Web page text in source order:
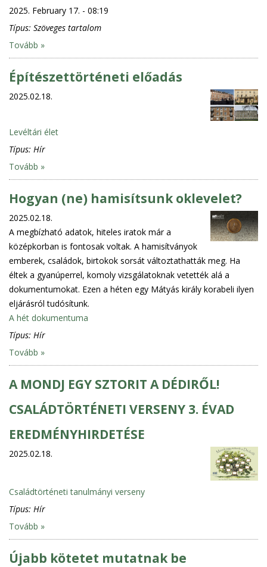
2025. February 17. - 08:19
Típus: Szöveges tartalom
Tovább »
Építészettörténeti előadás
2025.02.18.
Levéltári élet
Típus: Hír
Tovább »
Hogyan (ne) hamisítsunk oklevelet?
2025.02.18.
A megbízható adatok, hiteles iratok már a
középkorban is fontosak voltak. A hamisítványok
emberek, családok, birtokok sorsát változtathatták meg. Ha
éltek a gyanúperrel, komoly vizsgálatoknak vetették alá a
dokumentumokat. Ezen a héten egy Mátyás király korabeli ilyen
eljárásról tudósítunk.
A hét dokumentuma
Típus: Hír
Tovább »
A MONDJ EGY SZTORIT A DÉDIRŐL!
CSALÁDTÖRTÉNETI VERSENY 3. ÉVAD
EREDMÉNYHIRDETÉSE
2025.02.18.
Családtörténeti tanulmányi verseny
Típus: Hír
Tovább »
Újabb kötetet mutatnak be